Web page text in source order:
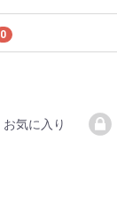
0
お気に入り